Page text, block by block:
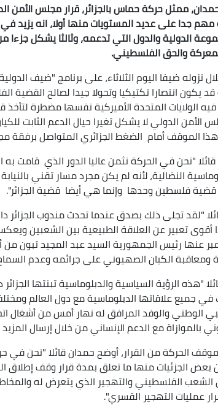
ممثل حركة حماس بالجزائر، قرار مجلس الأمن
مهم جدا على عديد المستويات منها أولا، انه يزيد في
الدولية والدول التي تدعمه، وثالثا يشكل جزءا
والحق الفلسطيني.
نزوله ضيفا اليوم الثلاثاء، على برنامج "ضيف
قد يكون انتصارا تكتيكيا وتحولا جيدا لصالح
الولايات المتحدة الأميركية نفسها مضطرة لتأخذ
الدولي لا يشكل تغيرا حيال الدعم الثابت
الموقف أمام الضغط الجزائري المتواصل برفقة
"نحن في الحركة نثمن عاليا الدور الذي قامت به
النضالية، لأنه لم يكن مجرد مسار تقني
فلسطين وحدها وإنما هي أيضا قضية الجزائر".
"لقد تجلى ذلك بصدق عندما تحدث مندوب
تعبير عن العلاقة الطبيعية بين الشعبين
عنها رئيس الجمهورية السيد عبد المجيد تبون
ومعاقبة الكيان الصهيوني على جرائمه وعدم
"هذه الرؤية السياسية والدبلوماسية تبنتها
في جميع علاقاتها الدبلوماسية مع دول العالم
الوطني والوفد المرافق له نهار أمس من أشغال اتحاد
بالموازاة مع الدعم الإنساني من خلال إرسال
الحركة من القرار، أوضح حمدان قائلا "نحن في
الجزئيات منها ما تعلق بمدة قرار وقف إطلاق
الفلسطيني والتهجير الذي يتعرض له
عمليات التهجير القسري".